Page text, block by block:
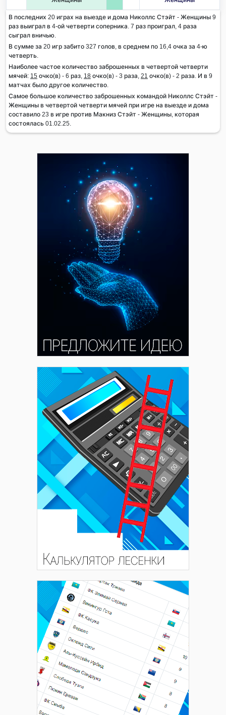
В последних 20 играх на выезде и дома Николлс Стэйт - Женщины 9
раз выиграл в 4-ой четверти соперника. 7 раз проиграл, 4 раза
сыграл вничью.
В сумме за 20 игр забито 327 голов, в среднем по 16,4 очка за 4-ю
четверть.
Наиболее частое количество заброшенных в четвертой четверти
мячей: 15 очко(в) - 6 раз, 18 очко(в) - 3 раза, 21 очко(в) - 2 раза. И в 9
матчах было другое количество.
Самое большое количество заброшенных командой Николлс Стэйт -
Женщины в четвертой четверти мячей при игре на выезде и дома
составило 23 в игре против Макниз Стэйт - Женщины, которая
состоялась 01.02.25.